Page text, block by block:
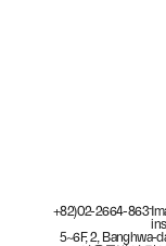
+82)02-2664-8631
5~6F, 2, Banghwa-